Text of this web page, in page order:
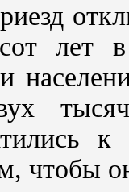
лет
к
чтобы